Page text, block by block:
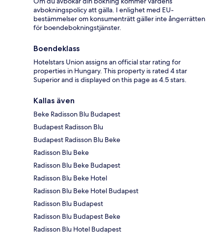
avbokningspolicy att gälla. I enlighet med EU-
bestämmelser om konsumenträtt gäller inte ångerrätten
för boendebokningstjänster.
Boendeklass
Hotelstars Union assigns an official star rating for
properties in Hungary. This property is rated 4 star
Superior and is displayed on this page as 4.5 stars.
Kallas även
Beke Radisson Blu Budapest
Budapest Radisson Blu
Budapest Radisson Blu Beke
Radisson Blu Beke
Radisson Blu Beke Budapest
Radisson Blu Beke Hotel
Radisson Blu Beke Hotel Budapest
Radisson Blu Budapest
Radisson Blu Budapest Beke
Radisson Blu Hotel Budapest